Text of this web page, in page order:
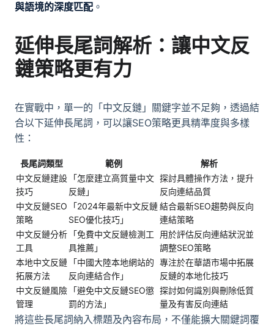
與語境的深度匹配 。
延伸長尾詞解析：讓中文反
鏈策略更有力
在實戰中，單一的「中文反鏈」關鍵字並不足夠，透過結
合以下延伸長尾詞，可以讓SEO策略更具精準度與多樣
性：
長尾詞類型 範例
解析
中文反鏈建設
技巧
「怎麼建立高質量中文
反鏈」
探討具體操作方法，提升
反向連結品質
中文反鏈SEO
策略
「2024年最新中文反鏈
SEO優化技巧」
結合最新SEO趨勢與反向
連結策略
中文反鏈分析
工具
「免費中文反鏈檢測工
具推薦」
用於評估反向連結狀況並
調整SEO策略
本地中文反鏈
拓展方法
「中國大陸本地網站的
反向連結合作」
專注於在華語市場中拓展
反鏈的本地化技巧
中文反鏈風險
管理
「避免中文反鏈SEO懲
罰的方法」
探討如何識別與刪除低質
量及有害反向連結
將這些長尾詞納入標題及內容布局，不僅能擴大關鍵詞覆